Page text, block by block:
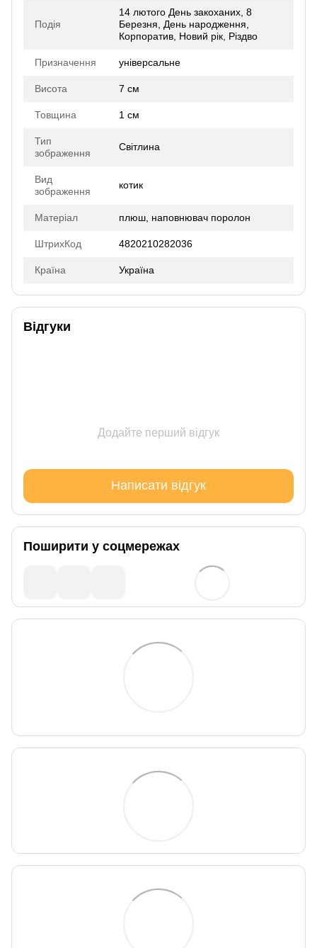
Подія
14 лютого День закоханих, 8
Березня, День народження,
Корпоратив, Новий рік, Різдво
Призначення універсальне
Висота 7 см
Товщина 1 см
Тип
зображення
Світлина
Вид
зображення
котик
Матеріал плюш, наповнювач поролон
ШтрихКод 4820210282036
Країна Україна
Відгуки
Додайте перший відгук
Написати відгук
Поширити у соцмережах